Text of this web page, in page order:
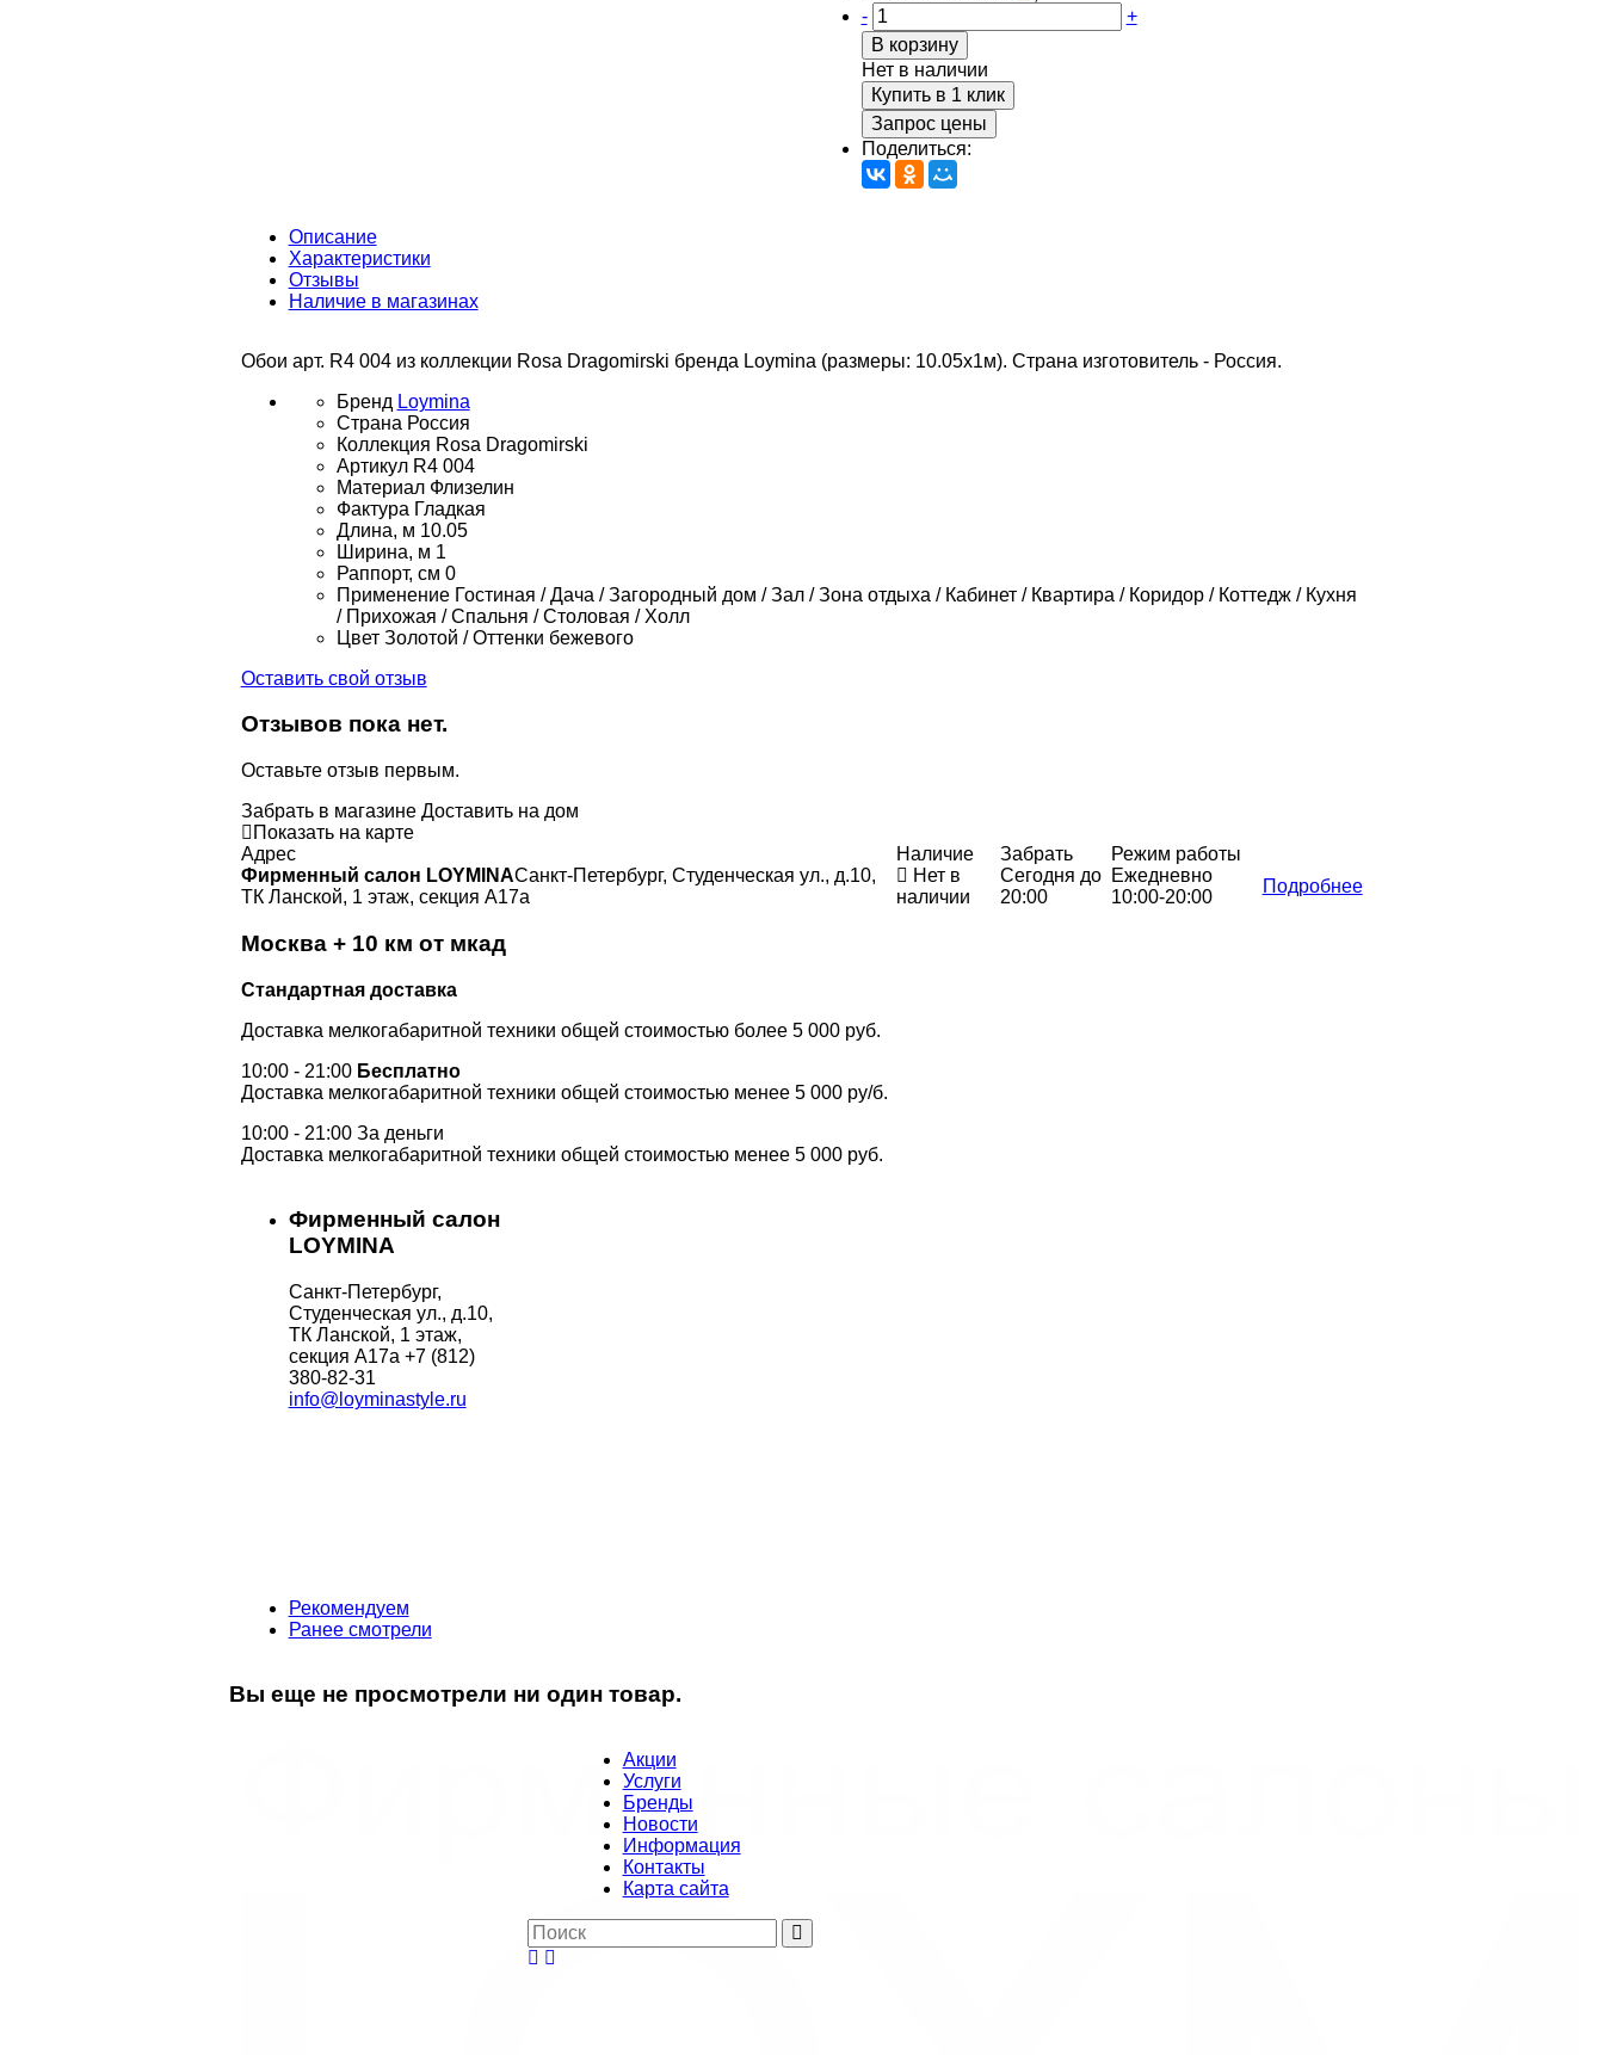
-
+
В корзину
Нет в наличии
Купить в 1 клик
Запрос цены
Поделиться:
Описание
Характеристики
Отзывы
Наличие в магазинах
Обои арт. R4 004 из коллекции Rosa Dragomirski бренда Loymina (размеры: 10.05х1м). Страна изготовитель - Россия.
Бренд Loymina
Страна Россия
Коллекция Rosa Dragomirski
Артикул R4 004
Материал Флизелин
Фактура Гладкая
Длина, м 10.05
Ширина, м 1
Раппорт, см 0
Применение Гостиная / Дача / Загородный дом / Зал / Зона отдыха / Кабинет / Квартира / Коридор / Коттедж / Кухня
/ Прихожая / Спальня / Столовая / Холл
Цвет Золотой / Оттенки бежевого
Оставить свой отзыв
Отзывов пока нет.
Оставьте отзыв первым.
Забрать в магазине Доставить на дом
Показать на карте
Адрес
Наличие Забрать
Режим работы
Фирменный салон LOYMINAСанкт-Петербург, Студенческая ул., д.10,
ТК Ланской, 1 этаж, секция А17а
Нет в
наличии
Сегодня до
20:00
Ежедневно
10:00-20:00
Подробнее
Москва + 10 км от мкад
Стандартная доставка
Доставка мелкогабаритной техники общей стоимостью более 5 000 руб.
10:00 - 21:00 Бесплатно
Доставка мелкогабаритной техники общей стоимостью менее 5 000 ру/б.
10:00 - 21:00 За деньги
Доставка мелкогабаритной техники общей стоимостью менее 5 000 руб.
Фирменный салон
LOYMINA
Санкт-Петербург,
Студенческая ул., д.10,
ТК Ланской, 1 этаж,
секция А17а +7 (812)
380-82-31
info@loyminastyle.ru
Рекомендуем
Ранее смотрели
Вы еще не просмотрели ни один товар.
Акции
Услуги
Бренды
Новости
Информация
Контакты
Карта сайта